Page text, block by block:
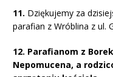
11. Dziękujemy za
parafian z Wróblina z ul.
12. Parafianom z
Nepomucena, a